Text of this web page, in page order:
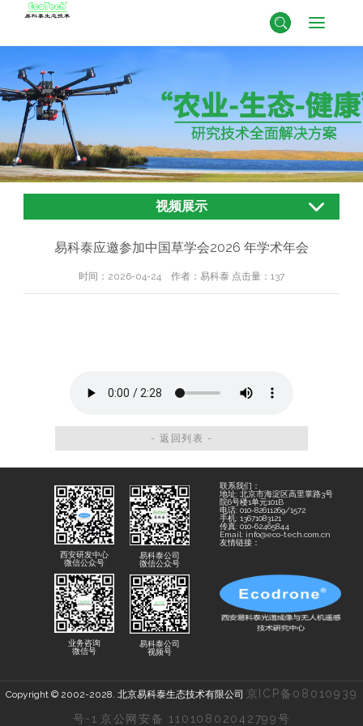
视频展示
易科泰应邀参加中国草学会2026 年学术年会
时间：2026-04-24 作者：易科泰 点击量： 137
- 返回列表 -
西安研发中心
微信公众号
业务咨询
微信号
易科泰公司
微信公众号
易科泰公司
视频号
联系我们：
地址: 北京市海淀区高里掌路3号
院6号楼1单元101B
电话: 010-82611269/1572
手机: 13671083121
传真: 010-62465844
Email: info@eco-tech.com.cn
友情链接：
Copyright © 2002-2028. 北京易科泰生态技术有限公司 京ICP备08010939
号-1 京公网安备 11010802042799号